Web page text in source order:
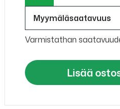
Myymäläsaatavuus
Varmistathan
Lisää